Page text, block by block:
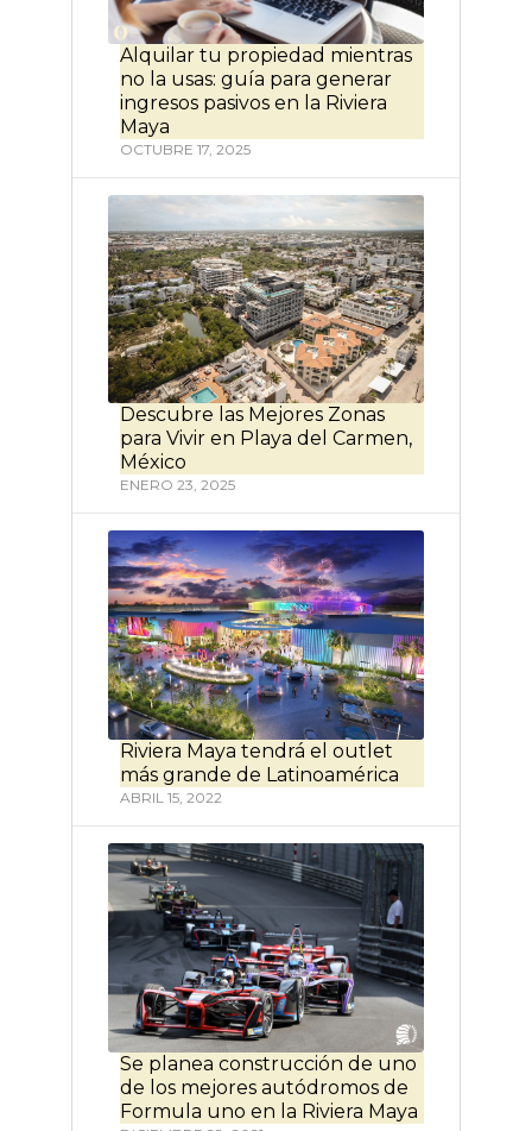
Alquilar tu propiedad mientras
no la usas: guía para generar
ingresos pasivos en la Riviera
Maya
OCTUBRE 17, 2025
Descubre las Mejores Zonas
para Vivir en Playa del Carmen,
México
ENERO 23, 2025
Riviera Maya tendrá el outlet
más grande de Latinoamérica
ABRIL 15, 2022
Se planea construcción de uno
de los mejores autódromos de
Formula uno en la Riviera Maya